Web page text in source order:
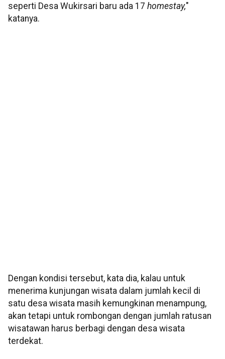
seperti Desa Wukirsari baru ada 17 homestay,"
katanya.
Dengan kondisi tersebut, kata dia, kalau untuk
menerima kunjungan wisata dalam jumlah kecil di
satu desa wisata masih kemungkinan menampung,
akan tetapi untuk rombongan dengan jumlah ratusan
wisatawan harus berbagi dengan desa wisata
terdekat.